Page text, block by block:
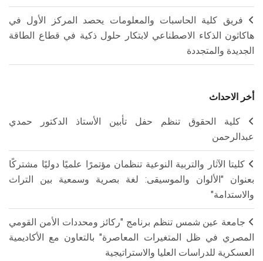
فريق كلية الحاسبات والمعلومات يحصد المركز الأول في
هاكاثون الذكاء الاصطناعي لابتكار حلول ذكية في قطاع الطاقة
الجديدة والمتجددة
أخر الاحداث
كلية الحقوق تنظم حفل تأبين الأستاذ الدكتور حمدي
عبدالرحمن
كليتا الآثار والتربية النوعية تنظمان مؤتمرًا علميًا دوليًا مشتركًا
بعنوان "الألوان والموسيقى: لغة بصرية وسمعية بين التراث
والاستدامة"
جامعة عين شمس تنظم برنامج "ركائز ومحددات الأمن القومي
المصري في ظل المتغيرات المعاصرة" بالتعاون مع الأكاديمية
العسكرية للدراسات العليا والاستراتيجية